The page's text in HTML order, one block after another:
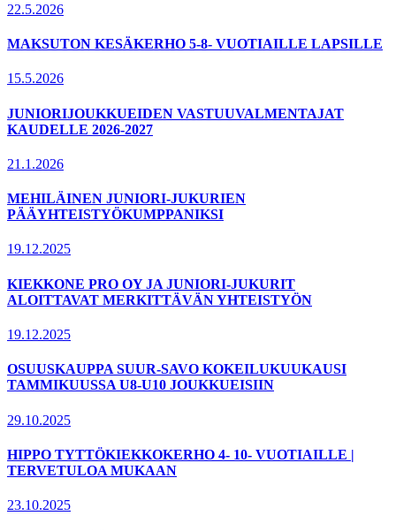
22.5.2026
MAKSUTON KESÄKERHO 5-8- VUOTIAILLE LAPSILLE
15.5.2026
JUNIORIJOUKKUEIDEN VASTUUVALMENTAJAT
KAUDELLE 2026-2027
21.1.2026
MEHILÄINEN JUNIORI-JUKURIEN
PÄÄYHTEISTYÖKUMPPANIKSI
19.12.2025
KIEKKONE PRO OY JA JUNIORI-JUKURIT
ALOITTAVAT MERKITTÄVÄN YHTEISTYÖN
19.12.2025
OSUUSKAUPPA SUUR-SAVO KOKEILUKUUKAUSI
TAMMIKUUSSA U8-U10 JOUKKUEISIIN
29.10.2025
HIPPO TYTTÖKIEKKOKERHO 4- 10- VUOTIAILLE |
TERVETULOA MUKAAN
23.10.2025